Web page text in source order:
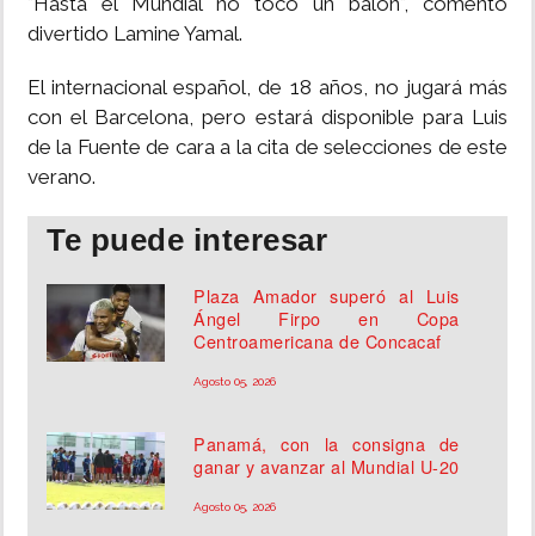
divertido Lamine Yamal.
El internacional español, de 18 años, no jugará más
con el Barcelona, pero estará disponible para Luis
de la Fuente de cara a la cita de selecciones de este
verano.
Te puede interesar
Plaza Amador superó al Luis
Ángel Firpo en Copa
Centroamericana de Concacaf
Agosto 05, 2026
Panamá, con la consigna de
ganar y avanzar al Mundial U-20
Agosto 05, 2026